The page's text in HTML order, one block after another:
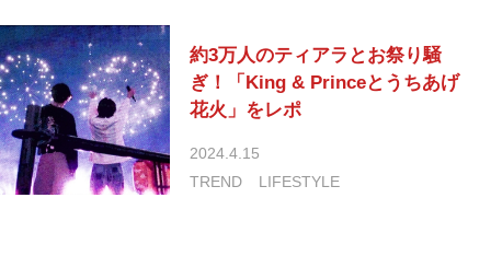
約3万人のティアラとお祭り騒
ぎ！「King & Princeとうちあげ
花火」をレポ
2024.4.15
TREND
LIFESTYLE